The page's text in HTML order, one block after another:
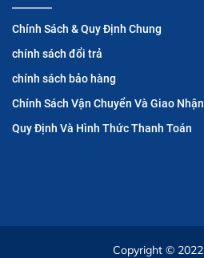
Chính Sách & Quy Định Chung
chính sách đổi trả
chính sách bảo hàng
Chính Sách Vận Chuyển Và Giao Nhận
Quy Định Và Hình Thức Thanh Toán
Copyright © 2022